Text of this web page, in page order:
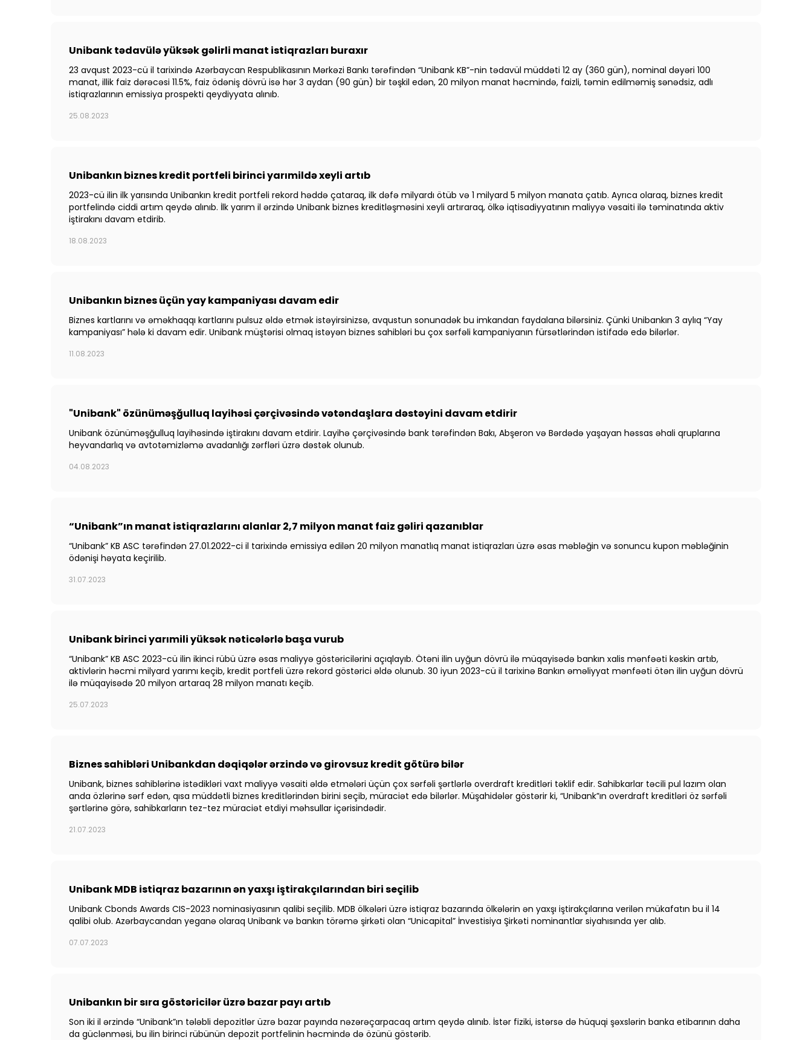
Unibank tədavülə yüksək gəlirli manat istiqrazları buraxır
23 avqust 2023-cü il tarixində Azərbaycan Respublikasının Mərkəzi Bankı tərəfindən “Unibank KB”-nin tədavül müddəti 12 ay (360 gün), nominal dəyəri 100
manat, illik faiz dərəcəsi 11.5%, faiz ödəniş dövrü isə hər 3 aydan (90 gün) bir təşkil edən, 20 milyon manat həcmində, faizli, təmin edilməmiş sənədsiz, adlı
istiqrazlarının emissiya prospekti qeydiyyata alınıb.
25.08.2023
Unibankın biznes kredit portfeli birinci yarımildə xeyli artıb
2023-cü ilin ilk yarısında Unibankın kredit portfeli rekord həddə çataraq, ilk dəfə milyardı ötüb və 1 milyard 5 milyon manata çatıb. Ayrıca olaraq, biznes kredit
portfelində ciddi artım qeydə alınıb. İlk yarım il ərzində Unibank biznes kreditləşməsini xeyli artıraraq, ölkə iqtisadiyyatının maliyyə vəsaiti ilə təminatında aktiv
iştirakını davam etdirib.
18.08.2023
Unibankın biznes üçün yay kampaniyası davam edir
Biznes kartlarını və əməkhaqqı kartlarını pulsuz əldə etmək istəyirsinizsə, avqustun sonunadək bu imkandan faydalana bilərsiniz. Çünki Unibankın 3 aylıq “Yay
kampaniyası” hələ ki davam edir. Unibank müştərisi olmaq istəyən biznes sahibləri bu çox sərfəli kampaniyanın fürsətlərindən istifadə edə bilərlər.
11.08.2023
"Unibank" özünüməşğulluq layihəsi çərçivəsində vətəndaşlara dəstəyini davam etdirir
Unibank özünüməşğulluq layihəsində iştirakını davam etdirir. Layihə çərçivəsində bank tərəfindən Bakı, Abşeron və Bərdədə yaşayan həssas əhali qruplarına
heyvandarlıq və avtotəmizləmə avadanlığı zərfləri üzrə dəstək olunub.
04.08.2023
“Unibank”ın manat istiqrazlarını alanlar 2,7 milyon manat faiz gəliri qazanıblar
“Unibank” KB ASC tərəfindən 27.01.2022-ci il tarixində emissiya edilən 20 milyon manatlıq manat istiqrazları üzrə əsas məbləğin və sonuncu kupon məbləğinin
ödənişi həyata keçirilib.
31.07.2023
Unibank birinci yarımili yüksək nəticələrlə başa vurub
“Unibank” KB ASC 2023-cü ilin ikinci rübü üzrə əsas maliyyə göstəricilərini açıqlayıb. Ötəni ilin uyğun dövrü ilə müqayisədə bankın xalis mənfəəti kəskin artıb,
aktivlərin həcmi milyard yarımı keçib, kredit portfeli üzrə rekord göstərici əldə olunub. 30 iyun 2023-cü il tarixinə Bankın əməliyyat mənfəəti ötən ilin uyğun dövrü
ilə müqayisədə 20 milyon artaraq 28 milyon manatı keçib.
25.07.2023
Biznes sahibləri Unibankdan dəqiqələr ərzində və girovsuz kredit götürə bilər
Unibank, biznes sahiblərinə istədikləri vaxt maliyyə vəsaiti əldə etmələri üçün çox sərfəli şərtlərlə overdraft kreditləri təklif edir. Sahibkarlar təcili pul lazım olan
anda özlərinə sərf edən, qısa müddətli biznes kreditlərindən birini seçib, müraciət edə bilərlər. Müşahidələr göstərir ki, “Unibank”ın overdraft kreditləri öz sərfəli
şərtlərinə görə, sahibkarların tez-tez müraciət etdiyi məhsullar içərisindədir.
21.07.2023
Unibank MDB istiqraz bazarının ən yaxşı iştirakçılarından biri seçilib
Unibank Cbonds Awards CIS-2023 nominasiyasının qalibi seçilib. MDB ölkələri üzrə istiqraz bazarında ölkələrin ən yaxşı iştirakçılarına verilən mükafatın bu il 14
qalibi olub. Azərbaycandan yeganə olaraq Unibank və bankın törəmə şirkəti olan “Unicapital” İnvestisiya Şirkəti nominantlar siyahısında yer alıb.
07.07.2023
Unibankın bir sıra göstəricilər üzrə bazar payı artıb
Son iki il ərzində “Unibank”ın tələbli depozitlər üzrə bazar payında nəzərəçarpacaq artım qeydə alınıb. İstər fiziki, istərsə də hüquqi şəxslərin banka etibarının daha
da güclənməsi, bu ilin birinci rübünün depozit portfelinin həcmində də özünü göstərib.